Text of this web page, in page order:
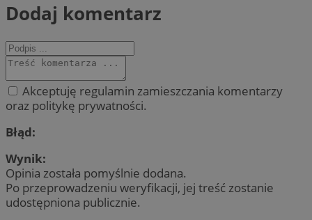
Dodaj komentarz
Akceptuję regulamin zamieszczania komentarzy
oraz politykę prywatności.
Błąd:
Wynik:
Opinia została pomyślnie dodana.
Po przeprowadzeniu weryfikacji, jej treść zostanie
udostępniona publicznie.